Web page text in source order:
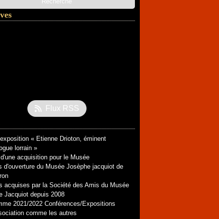
(5)
(2)
(3)
(4)
(3)
(3)
Flux RSS
« Etienne Drioton, éminent
lorrain »
acquisition pour le Musée
d'ouverture du Musée Josèphe jacquiot de
acquises par la Société des Amis du Musée
Jacquiot depuis 2008
2021/2022 Conférences/Expositions
comme les autres